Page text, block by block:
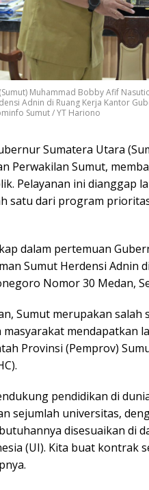
Muhammad Bobby Afif
Adnin di Ruang Kerja Kantor
Sumut / YT Hariono
Sumatera Utara
Perwakilan Sumut,
Pelayanan ini dianggap
satu dari program
dalam pertemuan
Sumut Herdensi Adnin
Nomor 30 Medan,
Sumut merupakan
mendapatkan
Provinsi (Pemprov)
pendidikan di
sejumlah universitas,
disesuaikan di
(UI). Kita buat kontrak